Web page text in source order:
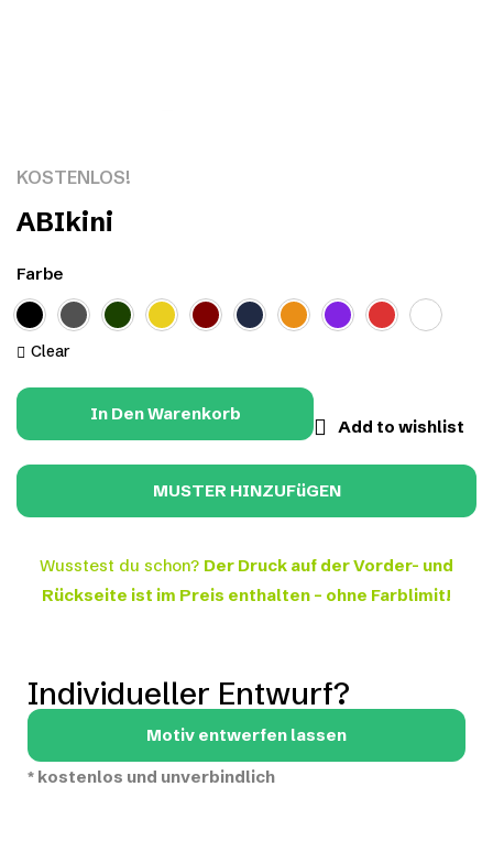
KOSTENLOS!
ABIkini
Farbe
Clear
In Den Warenkorb
Add to wishlist
Wusstest du schon? Der Druck auf der Vorder- und
Rückseite ist im Preis enthalten – ohne Farblimit!
Individueller Entwurf?
Motiv entwerfen lassen
* kostenlos und unverbindlich